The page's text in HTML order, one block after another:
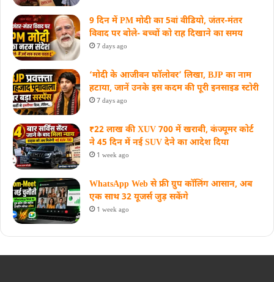
9 दिन में PM मोदी का 5वां वीडियो, जंतर-मंतर
विवाद पर बोले- बच्चों को राह दिखाने का समय
7 days ago
‘मोदी के आजीवन फॉलोवर’ लिखा, BJP का नाम
हटाया, जानें उनके इस कदम की पूरी इनसाइड स्‍टोरी
7 days ago
₹22 लाख की XUV 700 में खराबी, कंज्यूमर कोर्ट
ने 45 दिन में नई SUV देने का आदेश दिया
1 week ago
WhatsApp Web से फ्री ग्रुप कॉलिंग आसान, अब
एक साथ 32 यूजर्स जुड़ सकेंगे
1 week ago